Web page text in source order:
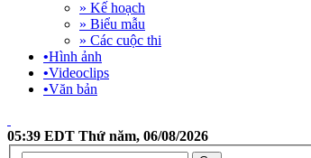
» Kế hoạch
» Biểu mẫu
» Các cuộc thi
•Hình ảnh
•Videoclips
•Văn bản
05:39 EDT Thứ năm, 06/08/2026